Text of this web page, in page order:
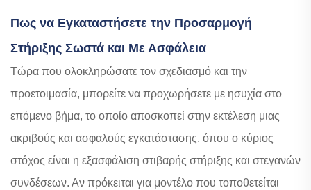
Πως να Εγκαταστήσετε την Προσαρμογή
Στήριξης Σωστά και Με Ασφάλεια
Τώρα που ολοκληρώσατε τον σχεδιασμό και την
προετοιμασία, μπορείτε να προχωρήσετε με ησυχία στο
επόμενο βήμα, το οποίο αποσκοπεί στην εκτέλεση μιας
ακριβούς και ασφαλούς εγκατάστασης, όπου ο κύριος
στόχος είναι η εξασφάλιση στιβαρής στήριξης και στεγανών
συνδέσεων. Αν πρόκειται για μοντέλο που τοποθετείται